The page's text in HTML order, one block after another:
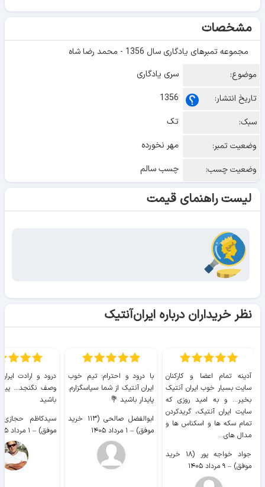
مشخصات
مجموعه تمبرهای یادگاری سال 1356 - محمد رضا شاه
موضوع:
سری یادگاری
تاریخ انتشار:
1356
سبک:
تک
وضعیت تمبر:
مهر نخورده
وضعیت چسب:
چسب سالم
لیست راهنمای قیمت
نظر خریداران درباره ایران‌آنتیک
آدینه تمام اعضا و کارکنان
سایت بسیار خوب ايران آنتیک
بخیر... و به امید روزی که
سایت ايران آنتیک، گریدکردن
تمام سکه ها و اسکناس ها و
مدال های...
جواد خواجه پور (۱۸ خرید
موفق) – ۹ مرداد ۱۴۰۵
با درود و احترام؛ تیم خوب
ایران آنتیک از شما سپاسگزارم.
پایدار باشید 💐
ابوالفضل صالحی (۱۱۳ خرید
موفق) – ۱ مرداد ۱۴۰۵
درود و ارادت
وصف نگنجد...
باشید
موفق) – ۱ مرداد ۱۴۰۵